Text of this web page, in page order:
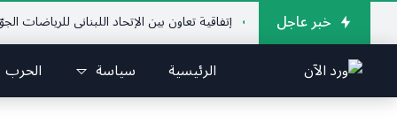
خبر عاجلإتفاقية تعاون بين الإتحاد اللبناني للرياضات الجوّية
الرئيسية سياسة الحرب